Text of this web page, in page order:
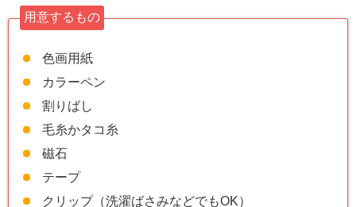
用意するもの
色画用紙
カラーペン
割りばし
毛糸かタコ糸
磁石
テープ
クリップ（洗濯ばさみなどでもOK）